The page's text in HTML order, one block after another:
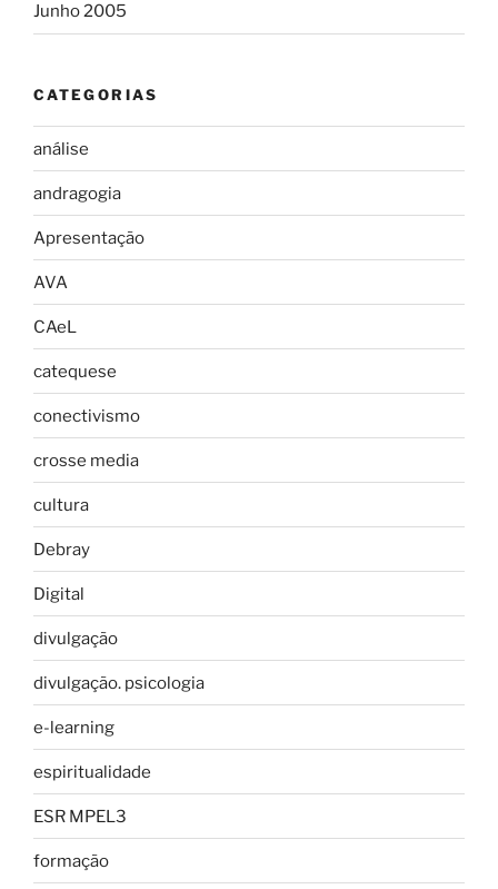
Junho 2005
CATEGORIAS
análise
andragogia
Apresentação
AVA
CAeL
catequese
conectivismo
crosse media
cultura
Debray
Digital
divulgação
divulgação. psicologia
e-learning
espiritualidade
ESR MPEL3
formação